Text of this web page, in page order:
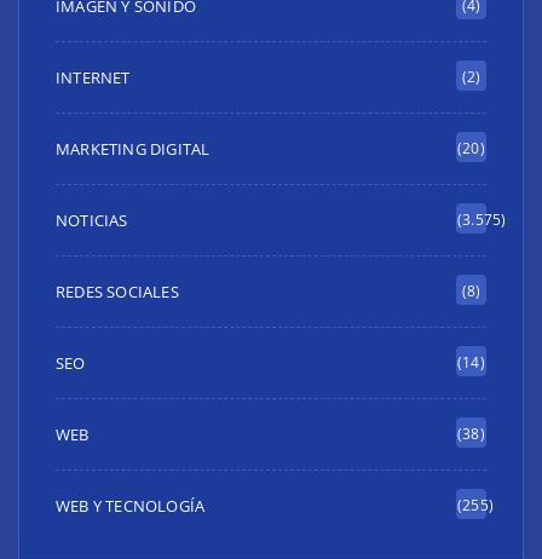
IMAGEN Y SONIDO (4)
INTERNET (2)
MARKETING DIGITAL (20)
NOTICIAS (3.575)
REDES SOCIALES (8)
SEO (14)
WEB (38)
WEB Y TECNOLOGÍA (255)